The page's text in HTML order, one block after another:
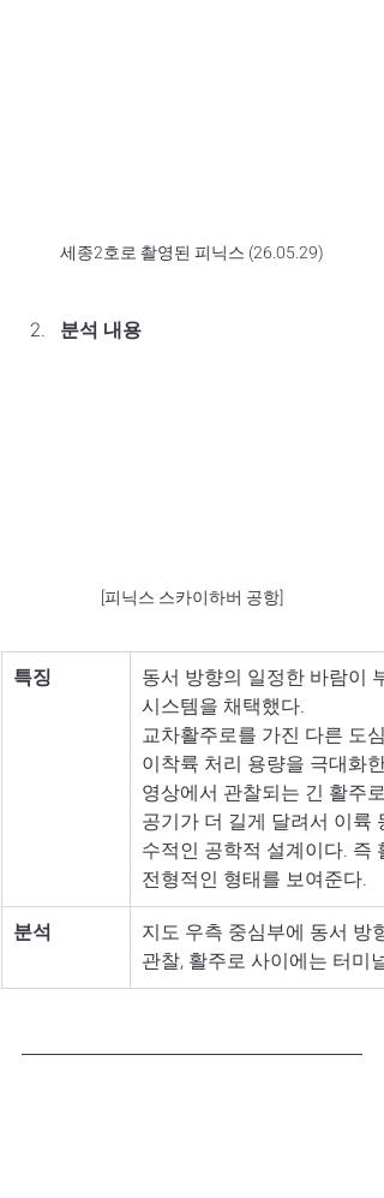
세종2호로 촬영된 피닉스 (26.05.29)
분석 내용
[피닉스 스카이하버 공항]
특징
동서 방향의 일정한 바람이
시스템을 채택했다.
교차활주로를 가진 다른 도
이착륙 처리 용량을 극대화
영상에서 관찰되는 긴 활주
공기가 더 길게 달려서 이륙
수적인 공학적 설계이다.
전형적인 형태를 보여준다.
분석
지도 우측 중심부에 동서
관찰, 활주로 사이에는 터미